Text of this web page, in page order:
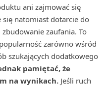
ani zajmować się
się natomiast dotarcie do
zaufania. To
zarówno wśród
szukających dodatkowego
pamiętać, że
na wynikach. Jeśli ruch